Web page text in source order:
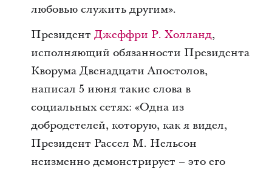
любовью служить другим».
Президент Джеффри Р. Холланд,
исполняющий обязанности Президента
Кворума Двенадцати Апостолов,
написал 5 июня такие слова в
социальных сетях: «Одна из
добродетелей, которую, как я видел,
Президент Рассел М. Нельсон
неизменно демонстрирует – это его